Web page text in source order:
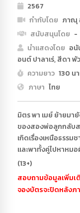
2567
กำกับโดย ภาณุ
สนับสนุนโดย -
นำแสดงโดย อนั
อนต์ ปาลาเร่, สีดา พั
ความยาว 130 น
ภาษา ไทย
มิตร พา เมย์ ย้ายม
ของสองพ่อลูกกลับส
เกิดเรื่องเหนือธรร
และพาทั้งคู่ไปหาหม
(13+)
สอบถามข้อมูลเพิ่มเ
จองบัตรจะปิดหลังภ